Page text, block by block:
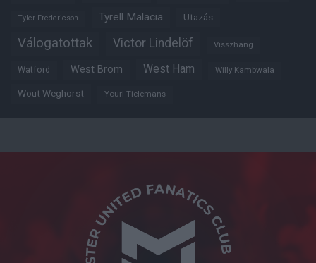
Tyler Fredericson Tyrell Malacia Utazás
Válogatottak Victor Lindelöf Visszhang
Watford West Brom West Ham Willy Kambwala
Wout Weghorst Youri Tielemans